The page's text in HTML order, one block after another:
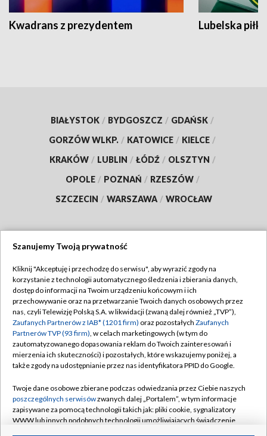
Kwadrans z prezydentem Lubelska piłka
BIAŁYSTOK / BYDGOSZCZ / GDAŃSK /
GORZÓW WLKP. / KATOWICE / KIELCE /
KRAKÓW / LUBLIN / ŁÓDŹ / OLSZTYN /
OPOLE / POZNAŃ / RZESZÓW /
SZCZECIN / WARSZAWA / WROCŁAW
TVP
Abonament TVP
Emisja w TVP
Centrum informacji TVP
Naziemna Telewizja Cyfrowa
Rada Programowa
System NOS
Regulamin TVP
Polityka prywatności
Moje zgody
Pomoc
Kontakt
Szanujemy Twoją prywatność
Kliknij "Akceptuję i przechodzę do serwisu", aby wyrazić zgody na
korzystanie z technologii automatycznego śledzenia i zbierania danych,
dostęp do informacji na Twoim urządzeniu końcowym i ich
przechowywanie oraz na przetwarzanie Twoich danych osobowych przez
nas, czyli Telewizję Polską S.A. w likwidacji (zwaną dalej również „TVP”),
Zaufanych Partnerów z IAB* (1201 firm) oraz pozostałych Zaufanych
Partnerów TVP (93 firm), w celach marketingowych (w tym do
zautomatyzowanego dopasowania reklam do Twoich zainteresowań i
mierzenia ich skuteczności) i pozostałych, które wskazujemy poniżej, a
także zgody na udostępnianie przez nas identyfikatora PPID do Google.
Twoje dane osobowe zbierane podczas odwiedzania przez Ciebie naszych
poszczególnych serwisówzwanych dalej „Portalem”, w tym informacje
zapisywane za pomocą technologii takich jak: pliki cookie, sygnalizatory
WWW lub innych podobnych technologii umożliwiających świadczenie